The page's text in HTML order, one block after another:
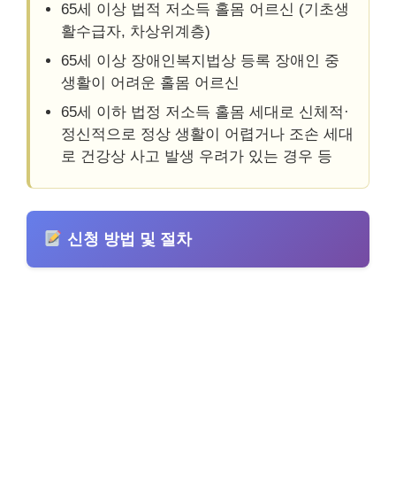
65세 이상 법적 저소득 홀몸 어르신 (기초생
활수급자, 차상위계층)
65세 이상 장애인복지법상 등록 장애인 중
생활이 어려운 홀몸 어르신
65세 이하 법정 저소득 홀몸 세대로 신체적·
정신적으로 정상 생활이 어렵거나 조손 세대
로 건강상 사고 발생 우려가 있는 경우 등
신청 방법 및 절차